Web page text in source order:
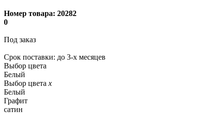
Номер товара: 20282
0
Под заказ
Cрок поставки: до 3-х месяцев
Выбор цвета
Белый
Выбор цвета x
Белый
Графит
сатин